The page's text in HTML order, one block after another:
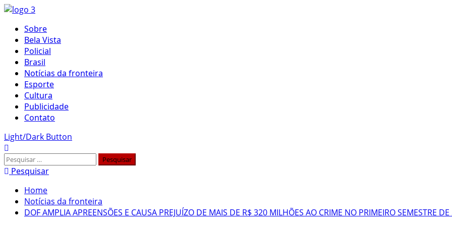
Skip
content
Primary
Menu
Sobre
Bela Vista
Policial
Brasil
Notícias da fronteira
Esporte
Cultura
Publicidade
Contato
Light/Dark Button
Pesquisar
por:Pesquisar
Home
Notícias da fronteira
DOF AMPLIA APREENSÕES E CAUSA PREJUÍZO DE MAIS DE R$ 320 MILHÕES AO CRIME NO PRIMEIRO SEMESTRE